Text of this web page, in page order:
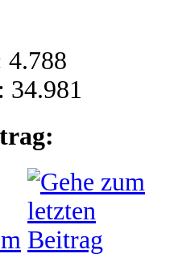
4.788
34.981